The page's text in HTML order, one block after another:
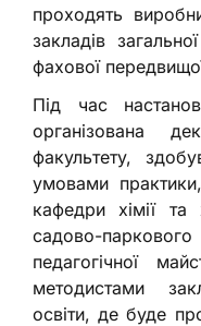
проходять
закладів
фахової
Під час
організована
факультету,
умовами
кафедри хімії та
садово-паркового
педагогічної
методистами
освіти, де буде